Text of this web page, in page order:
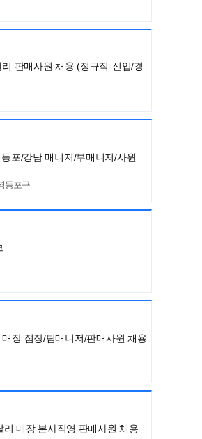
판매사원 채용 (정규직-신입/경
포/강남 매니저/부매니저/사원
등포구
장 점장/팀매니저/판매사원 채용
매장 본사직영 판매사원 채용